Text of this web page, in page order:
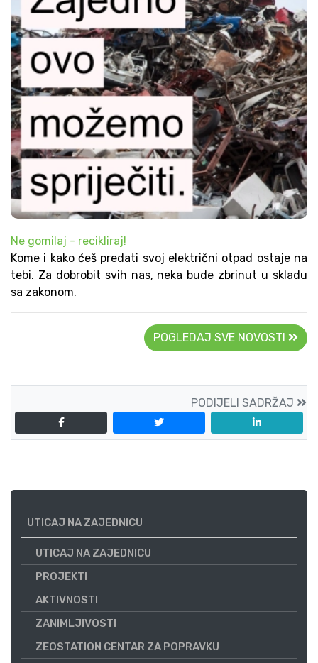
Ne gomilaj - recikliraj!
Kome i kako ćeš predati svoj električni otpad ostaje na
tebi. Za dobrobit svih nas, neka bude zbrinut u skladu
sa zakonom.
POGLEDAJ SVE NOVOSTI
PODIJELI SADRŽAJ
UTICAJ NA ZAJEDNICU
UTICAJ NA ZAJEDNICU
PROJEKTI
AKTIVNOSTI
ZANIMLJIVOSTI
ZEOSTATION CENTAR ZA POPRAVKU